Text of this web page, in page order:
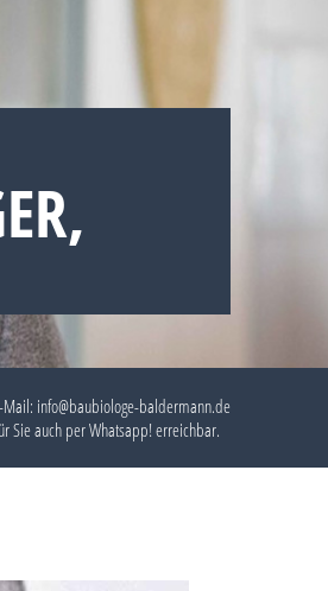
Mail: info@baubiologe-baldermann.de
Sie auch perWhatsapp!erreichbar.